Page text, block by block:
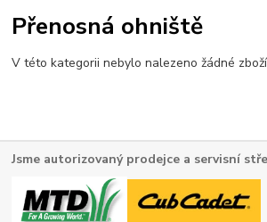
Přenosná ohniště
V této kategorii nebylo nalezeno žádné
Jsme autorizovaný prodejce a servisní